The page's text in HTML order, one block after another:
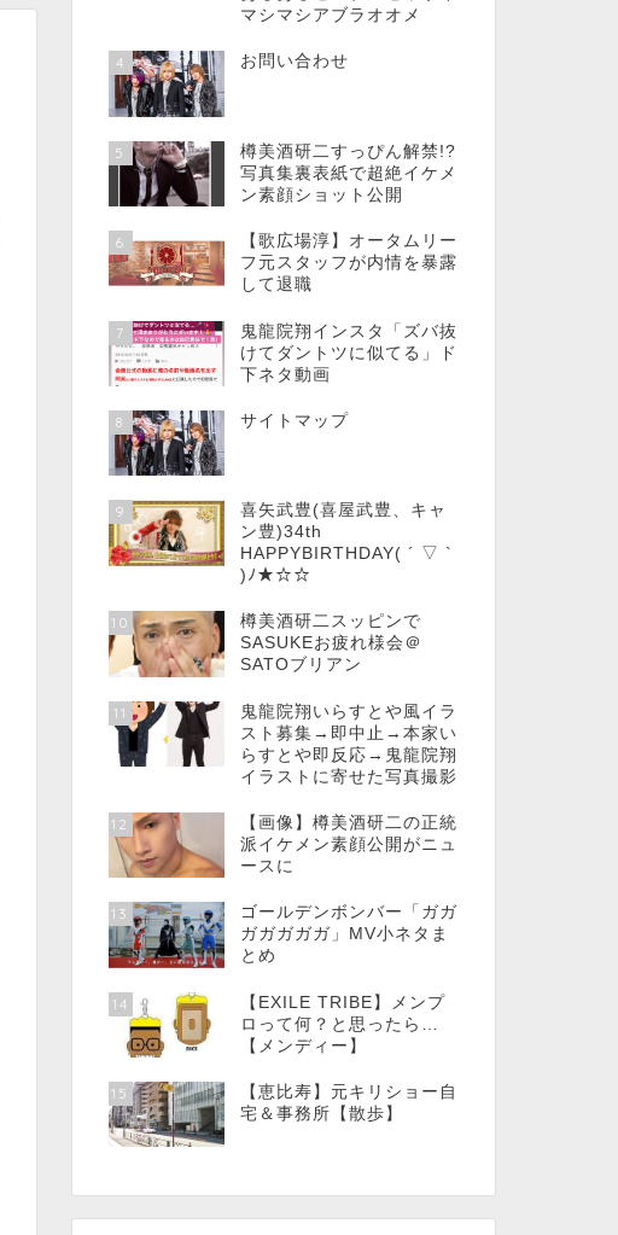
マシマシアブラオオメ
4 お問い合わせ
5
樽美酒研二すっぴん解禁!?
写真集裏表紙で超絶イケメ
ン素顔ショット公開
6
【歌広場淳】オータムリー
フ元スタッフが内情を暴露
して退職
7
鬼龍院翔インスタ「ズバ抜
けてダントツに似てる」ド
下ネタ動画
8 サイトマップ
9
喜矢武豊(喜屋武豊、キャ
ン豊)34th
HAPPYBIRTHDAY( ´ ▽ `
)ﾉ★☆☆
10
樽美酒研二スッピンで
SASUKEお疲れ様会＠
SATOブリアン
11
鬼龍院翔いらすとや風イラ
スト募集→即中止→本家い
らすとや即反応→鬼龍院翔
イラストに寄せた写真撮影
12
【画像】樽美酒研二の正統
派イケメン素顔公開がニュ
ースに
13
ゴールデンボンバー「ガガ
ガガガガガ」MV小ネタま
とめ
14
【EXILE TRIBE】メンプ
ロって何？と思ったら…
【メンディー】
15
【恵比寿】元キリショー自
宅＆事務所【散歩】